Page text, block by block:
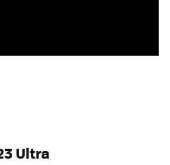
Ultra